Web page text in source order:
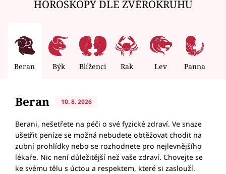
HOROSKOPY DLE ZVĚROKRUHU
Beran Býk Blíženci Rak Lev Panna
Beran 10. 8. 2026
Berani, nešetřete na péči o své fyzické zdraví. Ve snaze
ušetřit peníze se možná nebudete obtěžovat chodit na
zubní prohlídky nebo se rozhodnete pro nejlevnějšího
lékaře. Nic není důležitější než vaše zdraví. Chovejte se
ke svému tělu s úctou a respektem, které si zaslouží.